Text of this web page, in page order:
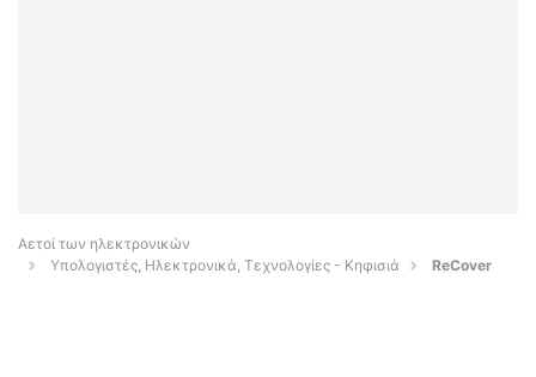
Αετοί των ηλεκτρονικών
Υπολογιστές, Ηλεκτρονικά, Τεχνολογίες - Κηφισιά
ReCover